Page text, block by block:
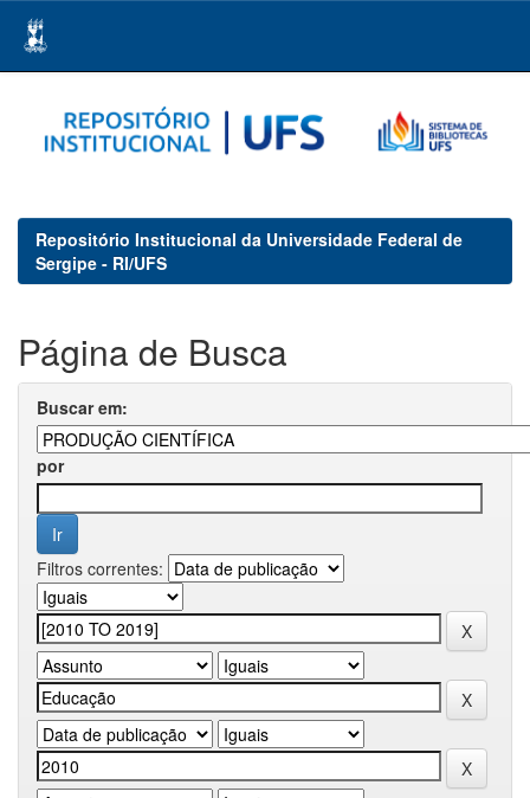
navigation
Repositório Institucional da Universidade Federal de
Sergipe - RI/UFS
Página de Busca
Buscar em:
por
Filtros correntes: